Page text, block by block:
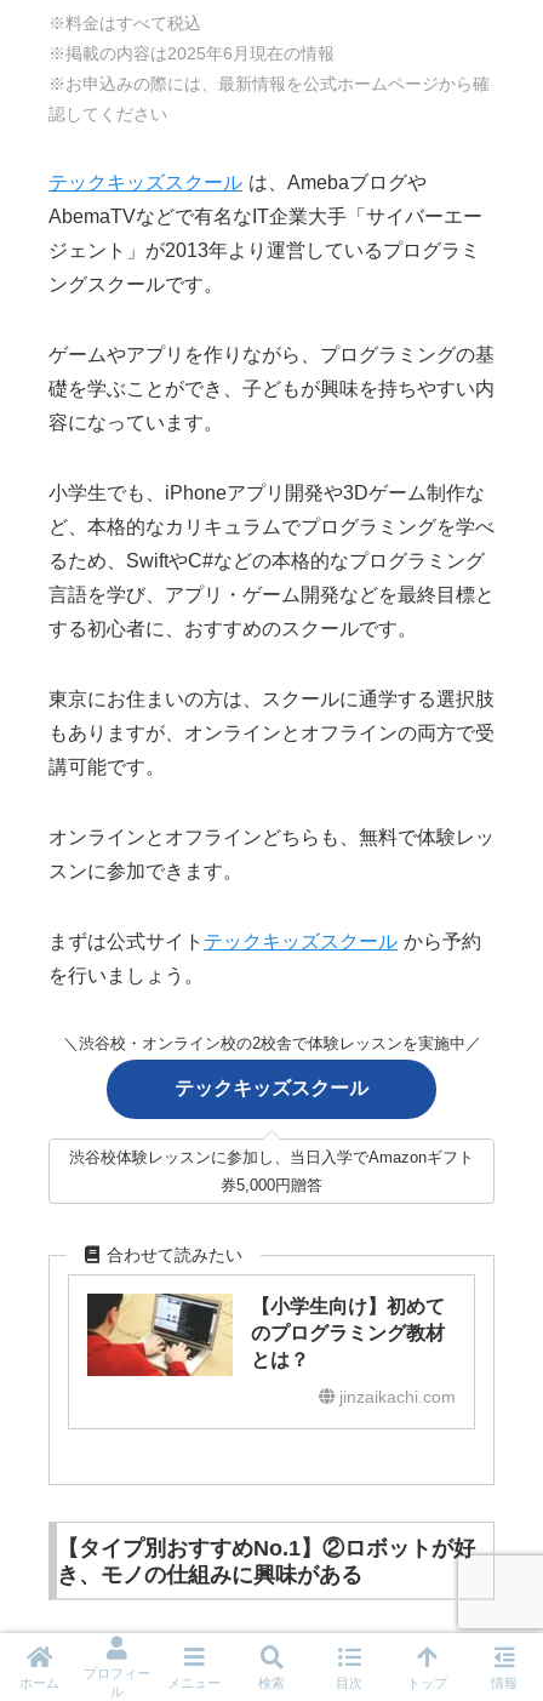
※料金はすべて税込
※掲載の内容は2025年6月現在の情報
※お申込みの際には、最新情報を公式ホームページから確
認してください
テックキッズスクール は、Amebaブログや
AbemaTVなどで有名なIT企業大手「サイバーエー
ジェント」が2013年より運営しているプログラミ
ングスクールです。
ゲームやアプリを作りながら、プログラミングの基
礎を学ぶことができ、子どもが興味を持ちやすい内
容になっています。
小学生でも、iPhoneアプリ開発や3Dゲーム制作な
ど、本格的なカリキュラムでプログラミングを学べ
るため、SwiftやC#などの本格的なプログラミング
言語を学び、アプリ・ゲーム開発などを最終目標と
する初心者に、おすすめのスクールです。
東京にお住まいの方は、スクールに通学する選択肢
もありますが、オンラインとオフラインの両方で受
講可能です。
オンラインとオフラインどちらも、無料で体験レッ
スンに参加できます。
まずは公式サイト テックキッズスクール から予約
を行いましょう。
＼渋谷校・オンライン校の2校舎で体験レッスンを実施中／
テックキッズスクール
渋谷校体験レッスンに参加し、当日入学でAmazonギフト
券5,000円贈答
合わせて読みたい
【小学生向け】初めて
のプログラミング教材
とは？
jinzaikachi.com
【タイプ別おすすめNo.1】②ロボットが好
き、モノの仕組みに興味がある
ロボット好きの小学生には、「エジソンアカデミ
ー」、「自考力キッズ」がおすすめです。
ホーム
プロフィー
ル
メニュー 検索 目次 トップ 情報